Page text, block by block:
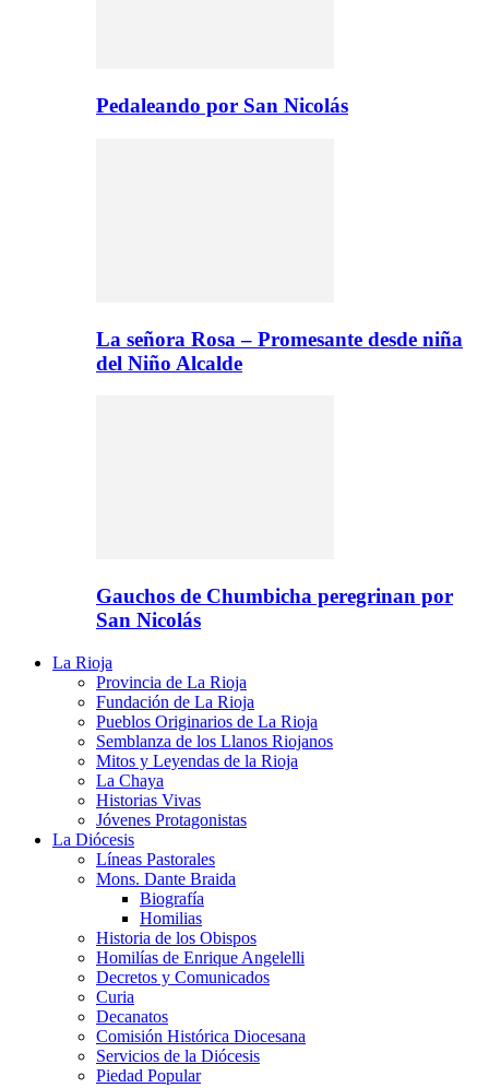
Pedaleando por San Nicolás
La señora Rosa – Promesante desde niña
del Niño Alcalde
Gauchos de Chumbicha peregrinan por
San Nicolás
La Rioja
Provincia de La Rioja
Fundación de La Rioja
Pueblos Originarios de La Rioja
Semblanza de los Llanos Riojanos
Mitos y Leyendas de la Rioja
La Chaya
Historias Vivas
Jóvenes Protagonistas
La Diócesis
Líneas Pastorales
Mons. Dante Braida
Biografía
Homilias
Historia de los Obispos
Homilías de Enrique Angelelli
Decretos y Comunicados
Curia
Decanatos
Comisión Histórica Diocesana
Servicios de la Diócesis
Piedad Popular